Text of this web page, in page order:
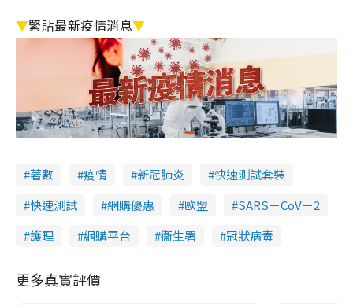
▼緊貼最新疫情消息▼
著數 疫情 新冠肺炎
快速測試套裝
快速測試
網購優惠 歐盟
SARS－CoV－2
護理
網購平台 衞生署 冠狀病毒
更多真實評價